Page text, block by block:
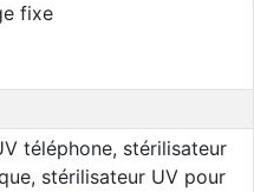
fixe
téléphone, stérilisateur
stérilisateur UV pour